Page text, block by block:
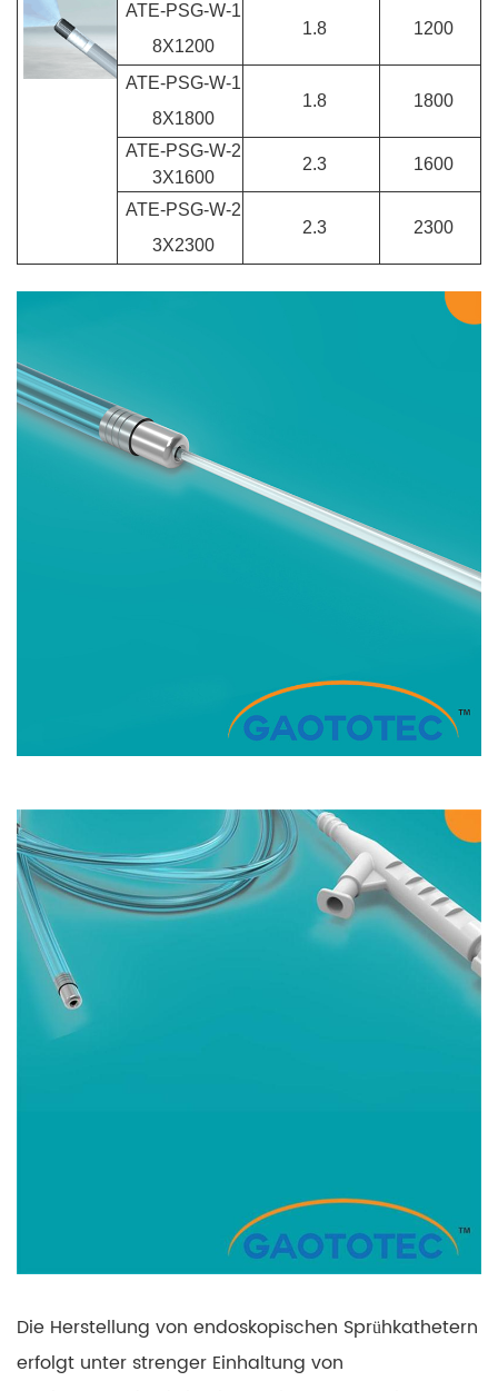
ATE-PSG-W-1
8X1200
1.8 1200
ATE-PSG-W-1
8X1800
1.8 1800
ATE-PSG-W-2
3X1600
2.3 1600
ATE-PSG-W-2
3X2300
2.3 2300
Die Herstellung von endoskopischen Sprühkathetern
erfolgt unter strenger Einhaltung von